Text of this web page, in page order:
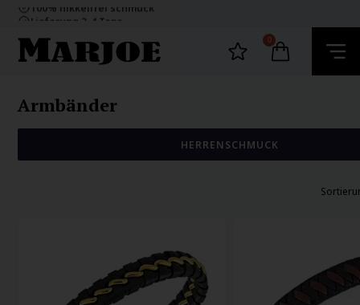
Lieferung 2-4 Tage
E-mark webshop
100% nikkelfrei schmuck
Lieferung 2-4 Tage
0
Armbänder
HERRENSCHMUCK